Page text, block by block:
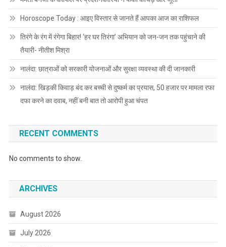
Horoscope Today : आइए विस्तार से जानते हैं आपका आज का राशिफल
तिरंगे के रंग में रंगेगा बिहार! ‘हर घर तिरंगा’ अभियान को जन-जन तक पहुंचाने की
तैयारी- नीतीश मिश्रा
नालंदा: छात्राओं को सरकारी योजनाओं और सुरक्षा व्यवस्था की दी जानकारी
नालंदा: खिड़की किवाड़ बंद कर बच्ची से दुष्कर्म का प्रयास, 50 हजार पर मामला रफा
दफा करने का दवाब, नहीं बनी बात तो आरोपी हुआ चंपत
RECENT COMMENTS
No comments to show.
ARCHIVES
August 2026
July 2026